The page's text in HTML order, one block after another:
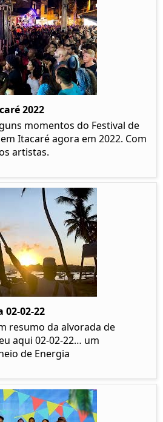
2022
momentos do Festival de
Itacaré agora em 2022. Com
artistas.
02-22
resumo da alvorada de
aqui 02-02-22… um
de Energia